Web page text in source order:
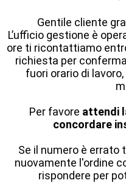
Gentile cliente
L’ufficio gestione è
ore ti ricontattiamo
richiesta per
fuori orario di
Per favore attendi
concordare
Se il numero è
nuovamente l'ordine
rispondere per